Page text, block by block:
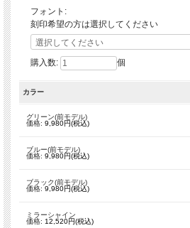
超コンパクト設計の釣り竿「Tiny Reel」が、ユー
フォント:
刻印希望の方は選択してください
購入数: 個
カラー
グリーン(前モデル)
価格: 9,980円(税込)
ブルー(前モデル)
価格: 9,980円(税込)
ブラック(前モデル)
価格: 9,980円(税込)
ミラーシャイン
価格: 12,520円(税込)